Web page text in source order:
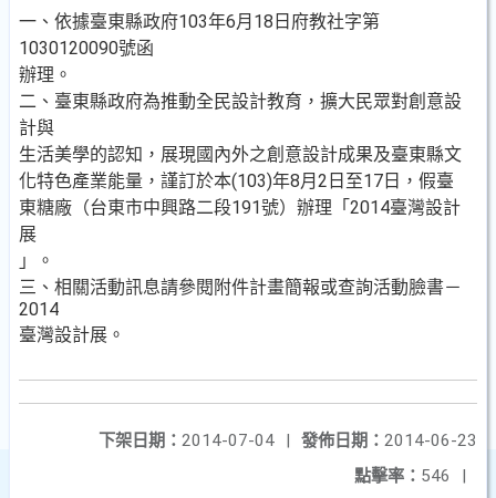
一、依據臺東縣政府103年6月18日府教社字第
1030120090號函
辦理。
二、臺東縣政府為推動全民設計教育，擴大民眾對創意設
計與
生活美學的認知，展現國內外之創意設計成果及臺東縣文
化特色產業能量，謹訂於本(103)年8月2日至17日，假臺
東糖廠（台東市中興路二段191號）辦理「2014臺灣設計
展
」。
三、相關活動訊息請參閱附件計畫簡報或查詢活動臉書－
2014
臺灣設計展。
發佈日期： 2014-06-23
下架日期： 2014-07-04
|
點擊率： 546 |